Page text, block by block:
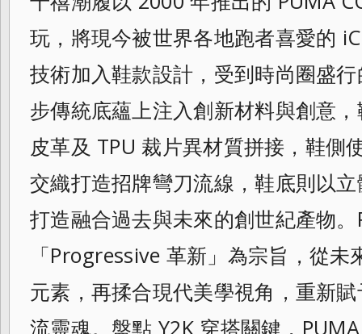
玩，將現今被世界各地跑者喜愛的
技術加入鞋款設計，受到時尚圈盛
步傳統底蘊上注入創新材料與創意
皮革及 TPU 裁片異材質拼接，鞋側
交織打造招牌彎刀流線，鞋底則以
打造融合過去與未來的創世紀產物
「Progressive 革新」為宗旨，從
元素，再揉合現代美學視角，重新
流靈魂。盤點 Y2K 穿搭關鍵，